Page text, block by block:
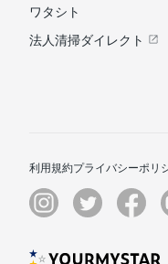
ワタシト
法人清掃ダイレクト
利用規約プライバシーポリ